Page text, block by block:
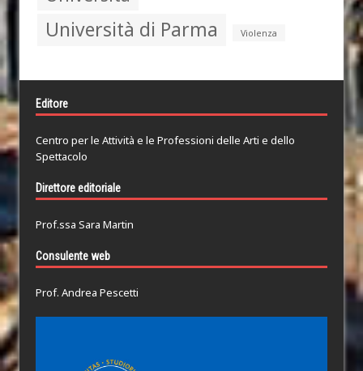
Università di Parma Violenza
Editore
Centro per le Attività e le Professioni delle Arti e dello
Spettacolo
Direttore editoriale
Prof.ssa Sara Martin
Consulente web
Prof. Andrea Pescetti